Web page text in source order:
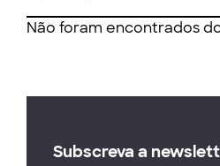
Não foram encontrados
Subscreva a